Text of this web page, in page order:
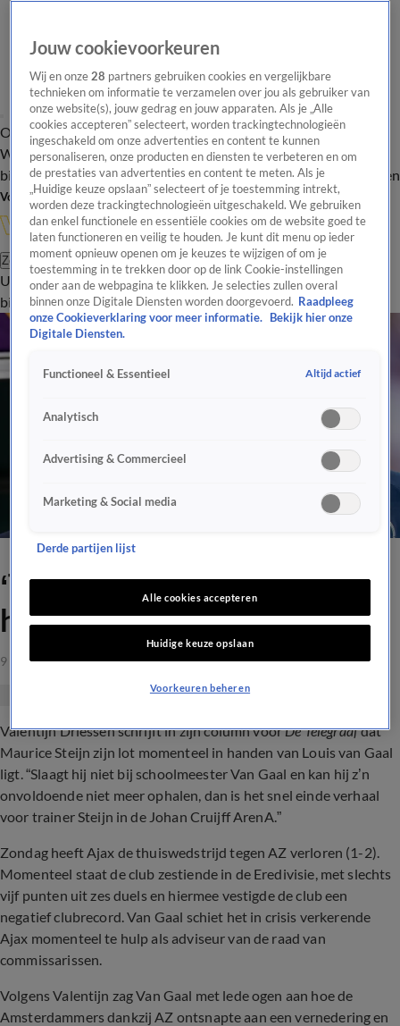
Overzicht Onze programma's Uitzendingen Onze gezichten
In de
WandelgangenInterviewsUitzending
bijwonenPodcastShopVeelgestelde vragenKijkersvraag insturen
Volg Vandaag Inside
Zoeken
UitzendingenVandaag InsideDe OranjezomerShopUitzending
bijwonen
‘Toekomst Maurice Steijn in
handen van Louis van Gaal'
9 okt 2023, 08:34
Valentijn Driessen schrijft in zijn column voorDe Telegraafdat
Maurice Steijn zijn lot momenteel in handen van Louis van Gaal
ligt. “Slaagt hij niet bij schoolmeester Van Gaal en kan hij z’n
onvoldoende niet meer ophalen, dan is het snel einde verhaal
voor trainer Steijn in de Johan Cruijff ArenA.”
Zondag heeft Ajax de thuiswedstrijd tegen AZ verloren (1-2).
Momenteel staat de club zestiende in de Eredivisie, met slechts
vijf punten uit zes duels en hiermee vestigde de club een
negatief clubrecord. Van Gaal schiet het in crisis verkerende
Ajax momenteel te hulp als adviseur van de raad van
commissarissen.
Volgens Valentijn zag Van Gaal met lede ogen aan hoe de
Amsterdammers dankzij AZ ontsnapte aan een vernedering en
Jouw cookievoorkeuren
Wij en onze28 partners gebruiken cookies en vergelijkbare
technieken om informatie te verzamelen over jou als gebruiker van
onze website(s), jouw gedrag en jouw apparaten. Als je „Alle
cookies accepteren” selecteert, worden trackingtechnologieën
ingeschakeld om onze advertenties en content te kunnen
personaliseren, onze producten en diensten te verbeteren en om
de prestaties van advertenties en content te meten. Als je
„Huidige keuze opslaan” selecteert of je toestemming intrekt,
worden deze trackingtechnologieën uitgeschakeld. We gebruiken
dan enkel functionele en essentiële cookies om de website goed te
laten functioneren en veilig te houden. Je kunt dit menu op ieder
moment opnieuw openen om je keuzes te wijzigen of om je
toestemming in te trekken door op de link Cookie-instellingen
onder aan de webpagina te klikken. Je selecties zullen overal
binnen onze Digitale Diensten worden doorgevoerd. Raadpleeg
onze Cookieverklaring voor meer informatie.
Bekijk hier onze
Digitale Diensten.
Functioneel & Essentieel Altijd actief
Analytisch
Advertising & Commercieel
Marketing & Social media
Derde partijen lijst
Alle cookies accepteren
Huidige keuze opslaan
Voorkeuren beheren